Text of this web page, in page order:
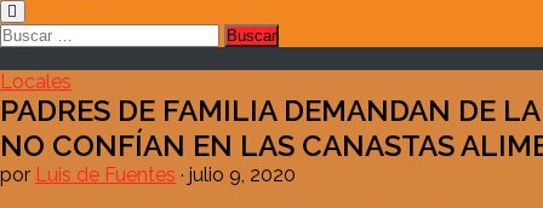
Buscar:
Locales
PADRES DE FAMILIA DEMANDAN DE
NO CONFÍAN EN LAS CANASTAS
por Luis de Fuentes · julio 9, 2020